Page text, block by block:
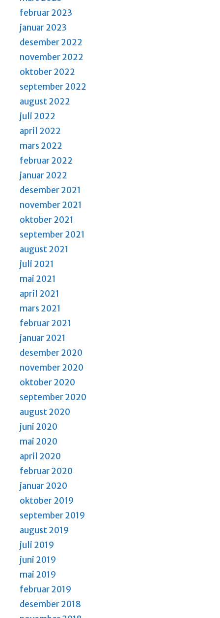
februar 2023
januar 2023
desember 2022
november 2022
oktober 2022
september 2022
august 2022
juli 2022
april 2022
mars 2022
februar 2022
januar 2022
desember 2021
november 2021
oktober 2021
september 2021
august 2021
juli 2021
mai 2021
april 2021
mars 2021
februar 2021
januar 2021
desember 2020
november 2020
oktober 2020
september 2020
august 2020
juni 2020
mai 2020
april 2020
februar 2020
januar 2020
oktober 2019
september 2019
august 2019
juli 2019
juni 2019
mai 2019
februar 2019
desember 2018